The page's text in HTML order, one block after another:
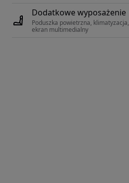
Dodatkowe wyposażenie
Poduszka powietrzna, klimatyzacja,
ekran multimedialny